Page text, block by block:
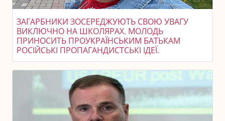
ЗАГАРБНИКИ ЗОСЕРЕДЖУЮТЬ СВОЮ УВАГУ
ВИКЛЮЧНО НА ШКОЛЯРАХ. МОЛОДЬ
ПРИНОСИТЬ ПРОУКРАЇНСЬКИМ БАТЬКАМ
РОСІЙСЬКІ ПРОПАГАНДИСТСЬКІ ІДЕЇ.